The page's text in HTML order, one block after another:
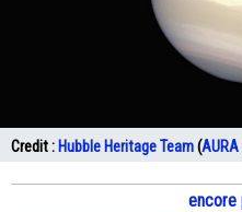
Credit : Hubble Heritage Team(AURA
encore